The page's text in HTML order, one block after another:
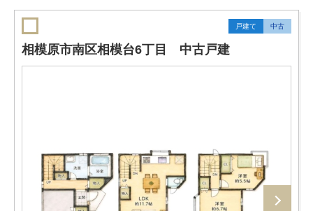
戸建て 中古
相模原市南区相模台6丁目 中古戸建